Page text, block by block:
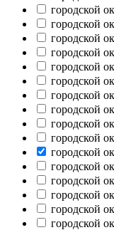
городской
городской
городской
городской
городской
городской
городской
городской
городской
городской
городской
городской
городской
городской
городской
городской